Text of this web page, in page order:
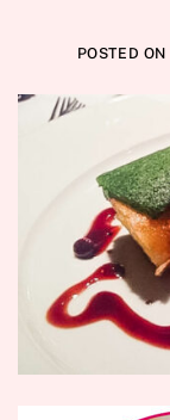
POSTED ON